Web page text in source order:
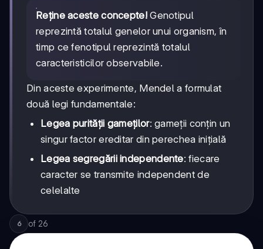
Reține aceste concepte!Genotipul
reprezintă totalul genelor unui organism, în
timp ce fenotipul reprezintă totalul
caracteristicilor observabile.
Din aceste experimente, Mendel a formulat
două legi fundamentale:
Legea purității gameților: gameții conțin un
singur factor ereditar din perechea inițială
Legea segregării independente: fiecare
caracter se transmite independent de
celelalte
6 of 26